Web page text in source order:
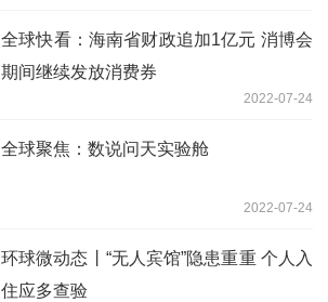
全球快看：海南省财政追加1亿元 消博会
期间继续发放消费券
2022-07-24
全球聚焦：数说问天实验舱
2022-07-24
环球微动态丨“无人宾馆”隐患重重 个人入
住应多查验